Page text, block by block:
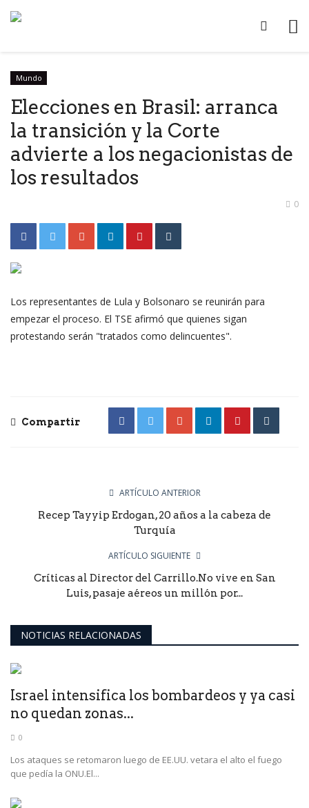
Mundo
Elecciones en Brasil: arranca
la transición y la Corte
advierte a los negacionistas de
los resultados
0
Los representantes de Lula y Bolsonaro se reunirán para
empezar el proceso. El TSE afirmó que quienes sigan
protestando serán "tratados como delincuentes".
Compartir
ARTÍCULO ANTERIOR
Recep Tayyip Erdogan, 20 años a la cabeza de
Turquía
ARTÍCULO SIGUIENTE
Críticas al Director del Carrillo.No vive en San
Luis, pasaje aéreos un millón por...
NOTICIAS RELACIONADAS
Israel intensifica los bombardeos y ya casi
no quedan zonas...
0
Los ataques se retomaron luego de EE.UU. vetara el alto el fuego
que pedía la ONU.El...